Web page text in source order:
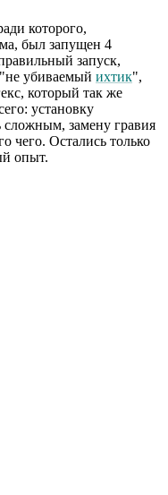
которого,
был запущен 4
запуск,
убиваемый ихтик",
который так же
установку
замену гравия
чего. Остались только
опыт.